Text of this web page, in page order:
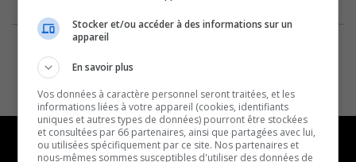
Stocker et/ou accéder à des informations sur un
appareil
En savoir plus
Vos données à caractère personnel seront traitées, et les
informations liées à votre appareil (cookies, identifiants
uniques et autres types de données) pourront être stockées
et consultées par 66 partenaires, ainsi que partagées avec lui,
ou utilisées spécifiquement par ce site. Nos partenaires et
nous-mêmes sommes susceptibles d'utiliser des données de